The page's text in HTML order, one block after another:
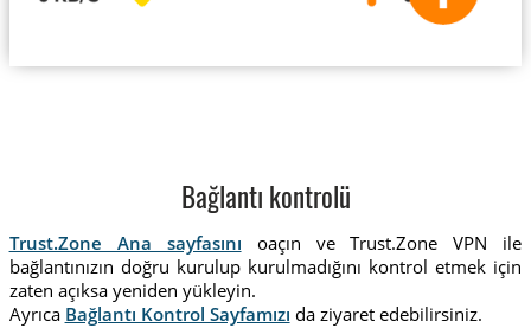
Bağlantı kontrolü
Trust.Zone Ana sayfasını oaçın ve Trust.Zone VPN ile
bağlantınızın doğru kurulup kurulmadığını kontrol etmek için
zaten açıksa yeniden yükleyin.
Ayrıca Bağlantı Kontrol Sayfamızı da ziyaret edebilirsiniz.